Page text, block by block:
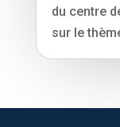
du centre
sur le